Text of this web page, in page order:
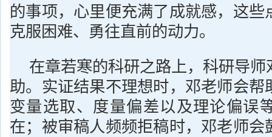
的事项，心里便充满了成就感，这些
克服困难、勇往直前的动力。
在章若寒的科研之路上，科研导
助。实证结果不理想时，邓老师会帮
变量选取、度量偏差以及理论偏误
在；被审稿人频频拒稿时，邓老师会